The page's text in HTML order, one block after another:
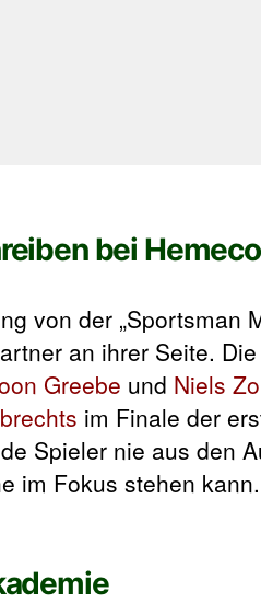
bei Hemeco
von der „Sportsman
an ihrer Seite.
Greebe und Niels
im Finale der
Spieler nie aus den
im Fokus stehen kann.